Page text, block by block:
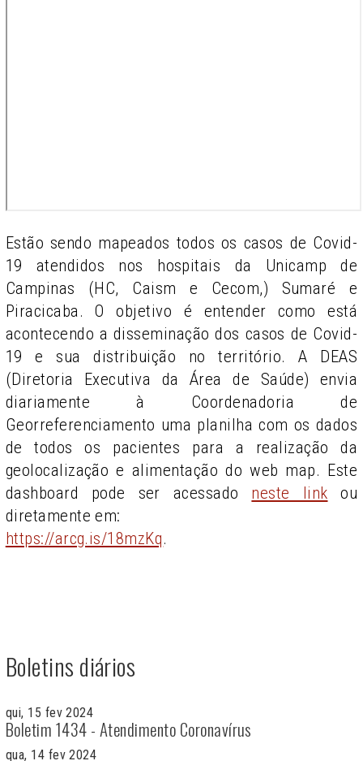
Estão sendo mapeados todos os casos de Covid-
19 atendidos nos hospitais da Unicamp de
Campinas (HC, Caism e Cecom,) Sumaré e
Piracicaba. O objetivo é entender como está
acontecendo a disseminação dos casos de Covid-
19 e sua distribuição no território. A DEAS
(Diretoria Executiva da Área de Saúde) envia
diariamente à Coordenadoria de
Georreferenciamento uma planilha com os dados
de todos os pacientes para a realização da
geolocalização e alimentação do web map. Este
dashboard pode ser acessado neste link ou
diretamente em:
https://arcg.is/18mzKq.
Boletins diários
qui, 15 fev 2024
Boletim 1434 - Atendimento Coronavírus
qua, 14 fev 2024